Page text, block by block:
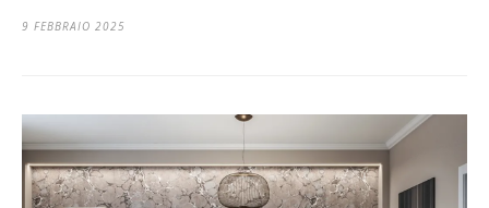
9 FEBBRAIO 2025